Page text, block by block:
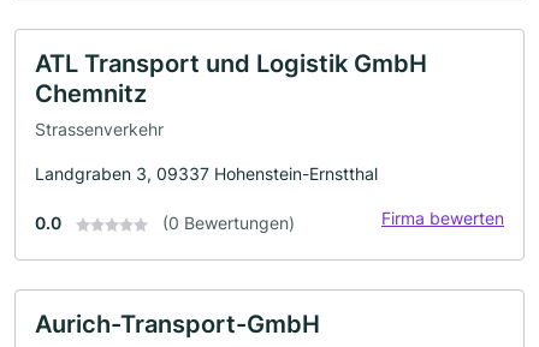
ATL Transport und Logistik GmbH
Chemnitz
Strassenverkehr
Landgraben 3, 09337 Hohenstein-Ernstthal
0.0 (0 Bewertungen) Firma bewerten
Aurich-Transport-GmbH